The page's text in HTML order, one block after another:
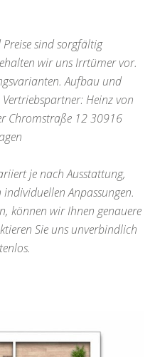
sind sorgfältig
wir uns Irrtümer vor.
Aufbau und
Heinz von
Chromstraße 12 30916
je nach Ausstattung,
Anpassungen.
können wir Ihnen genauere
Sie uns unverbindlich